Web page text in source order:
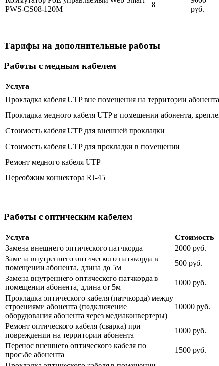
PWS-CS08-120M
8
руб.
Тарифы на дополнительные работы
Работы с медным кабелем
Услуга
Прокладка кабеля UTP вне помещения на территории
Прокладка медного кабеля UTP в помещении абонента,
Стоимость кабеля UTP для внешней прокладки
Стоимость кабеля UTP для прокладки в помещении
Ремонт медного кабеля UTP
Переобжим коннектора RJ-45
Работы с оптическим кабелем
Услуга
Стоимость
Замена внешнего оптического патчкорда
2000 руб.
Замена внутреннего оптического патчкорда в
помещении абонента, длина до 5м
500 руб.
Замена внутреннего оптического патчкорда в
помещении абонента, длина от 5м
1000 руб.
Прокладка оптического кабеля (патчкорда) между
строениями абонента (подключение
оборудования абонента через медиаконвертеры)
10000 руб.
Ремонт оптического кабеля (сварка) при
повреждении на территории абонента
1000 руб.
Перенос внешнего оптического кабеля по
просьбе абонента
1500 руб.